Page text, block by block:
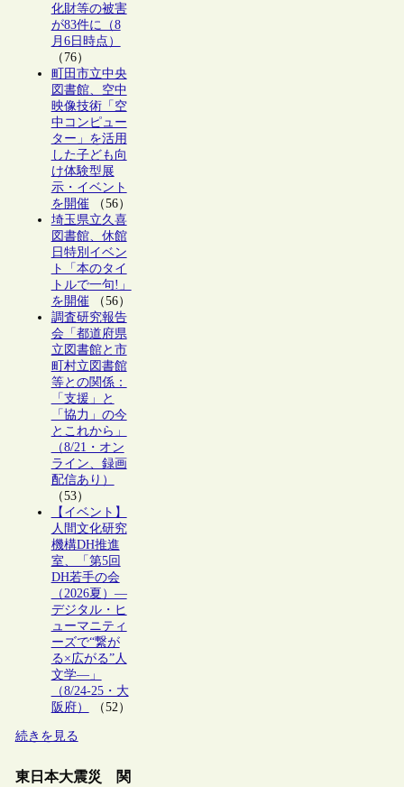
化財等の被害
が83件に（8
月6日時点）
（76）
町田市立中央
図書館、空中
映像技術「空
中コンピュー
ター」を活用
した子ども向
け体験型展
示・イベント
を開催（56）
埼玉県立久喜
図書館、休館
日特別イベン
ト「本のタイ
トルで一句!」
を開催（56）
調査研究報告
会「都道府県
立図書館と市
町村立図書館
等との関係：
「支援」と
「協力」の今
とこれから」
（8/21・オン
ライン、録画
配信あり）
（53）
【イベント】
人間文化研究
機構DH推進
室、「第5回
DH若手の会
（2026夏）―
デジタル・ヒ
ューマニティ
ーズで“繋が
る×広がる”人
文学―」
（8/24-25・大
阪府）
（52）
続きを見る
東日本大震災 関